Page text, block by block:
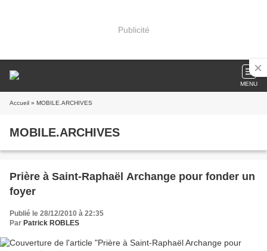
Publicité
MENU
Accueil » MOBILE.ARCHIVES
MOBILE.ARCHIVES
Prière à Saint-Raphaël Archange pour fonder un
foyer
Publié le 28/12/2010 à 22:35
Par Patrick ROBLES